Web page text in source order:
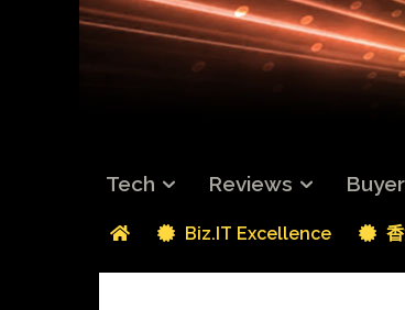
Tech Reviews
Biz.IT Excellence